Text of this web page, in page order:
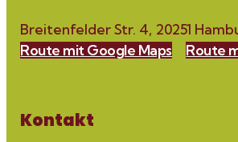
Breitenfelder Str. 4, 20251
Route mit Google Maps
Route
Kontakt